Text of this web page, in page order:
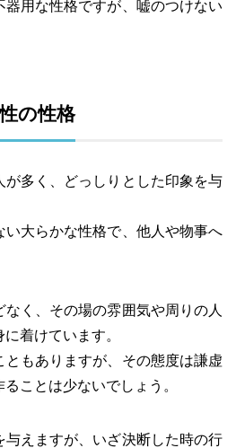
器用な性格ですが、嘘のつけない
の性格
が多く、どっしりとした印象を与
い大らかな性格で、他人や物事へ
く、その場の雰囲気や周りの人
着けています。
もありますが、その態度は謙虚
ことは少ないでしょう。
与えますが、いざ決断した時の行